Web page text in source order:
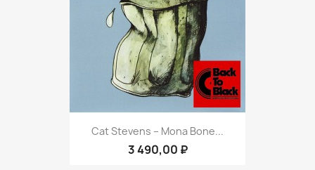
Cat Stevens ‎– Mona Bone...
3 490,00 ₽